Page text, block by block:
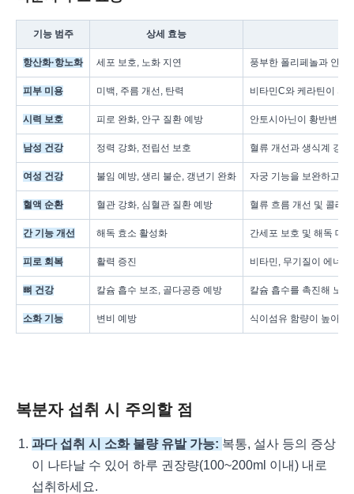
기능 범주 상세 효능
항산화·항노화 세포 보호, 노화 지연 풍부한 폴리페놀과 안토
피부 미용 미백, 주름 개선, 탄력 비타민C와 케라틴이 피
시력 보호 피로 완화, 안구 질환 예방 안토시아닌이 황반변성,
남성 건강 정력 강화, 전립선 보호 혈류 개선과 생식계 강화
여성 건강 불임 예방, 생리 불순, 갱년기 완화 자궁 기능을 보완하고
혈액 순환 혈관 강화, 심혈관 질환 예방 혈류 흐름 개선 및 콜레
간 기능 개선 해독 효소 활성화 간세포 보호 및 해독 대
피로 회복 활력 증진 비타민, 무기질이 에너
뼈 건강 칼슘 흡수 보조, 골다공증 예방 칼슘 흡수를 촉진해 노
소화 기능 변비 예방 식이섬유 함량이 높아
복분자 섭취 시 주의할 점
과다 섭취 시 소화 불량 유발 가능: 복통, 설사 등의 증상
이 나타날 수 있어 하루 권장량(100~200ml 이내) 내로
섭취하세요.